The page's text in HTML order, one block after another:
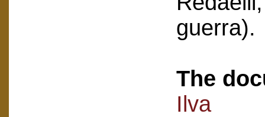
guerra).
The
Ilva